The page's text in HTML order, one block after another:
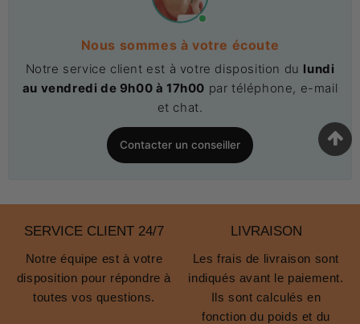
Nous sommes à votre écoute
Notre service client est à votre disposition du lundi
au vendredi de 9h00 à 17h00 par téléphone, e-mail
et chat.
Contacter un conseiller
SERVICE CLIENT 24/7
Notre équipe est à votre
disposition pour répondre à
toutes vos questions.
LIVRAISON
Les frais de livraison sont
indiqués avant le paiement.
Ils sont calculés en
fonction du poids et du